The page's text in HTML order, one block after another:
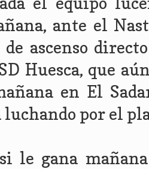
ante el
de ascenso
Huesca, que
en El
por el
le gana